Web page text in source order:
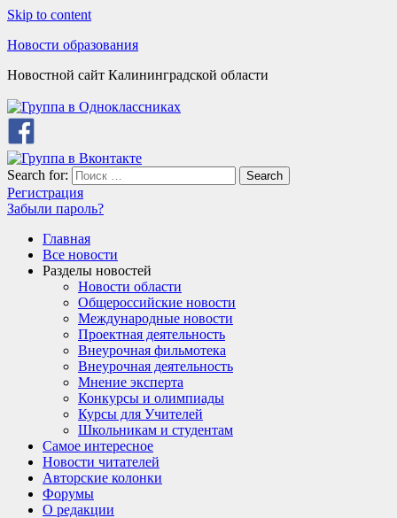
Skip to content
Новости образования
Новостной сайт Калининградской области
Search for: Search
Регистрация
Забыли пароль?
Главная
Все новости
Разделы новостей
Новости области
Общероссийские новости
Международные новости
Проектная деятельность
Внеурочная фильмотека
Внеурочная деятельность
Мнение эксперта
Конкурсы и олимпиады
Курсы для Учителей
Школьникам и студентам
Самое интересное
Новости читателей
Авторские колонки
Форумы
О редакции